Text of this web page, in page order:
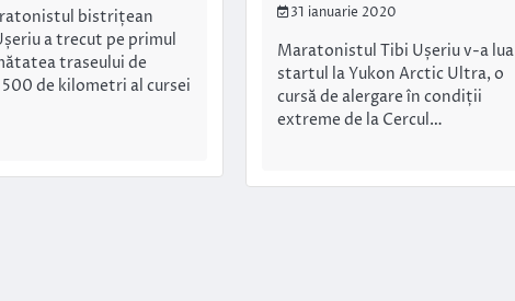
bistrițean
a trecut pe primul
traseului de
de kilometri al cursei
31 ianuarie 2020
Maratonistul Tibi Ușeriu v-a lua
startul la Yukon Arctic Ultra, o
cursă de alergare în condiții
extreme de la Cercul…